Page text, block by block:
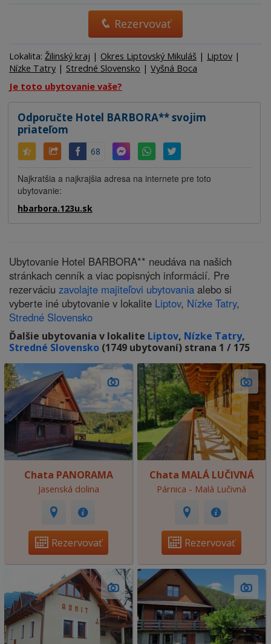
Rezervovať
Lokalita: Žilinský kraj | Okres Liptovský Mikuláš | Liptov |
Nízke Tatry | Stredné Slovensko | Vyšná Boca
Je toto ubytovanie vaše?
Odporučte Hotel BARBORA** svojim
priateľom
68
Najkratšia a najkrajšia adresa na internete pre toto
ubytovanie:
hbarbora.123u.sk
Ubytovanie Hotel BARBORA** neudáva na našich
stránkach cenník a viac popisných informácií. Pre
rezerváciu zavolajte majiteľovi ubytovania alebo si
vyberte iné ubytovanie v lokalite Liptov, Nízke Tatry,
Stredné Slovensko
Ďalšie ubytovania v lokalite Liptov, Nízke Tatry,
Stredné Slovensko (1749 ubytovaní) strana 1 / 175
Chata PANORAMA
Jasenská dolina
Rezervovať
Chata MALÁ LUČIVNÁ
Párnica - Malá Lučivná
Rezervovať